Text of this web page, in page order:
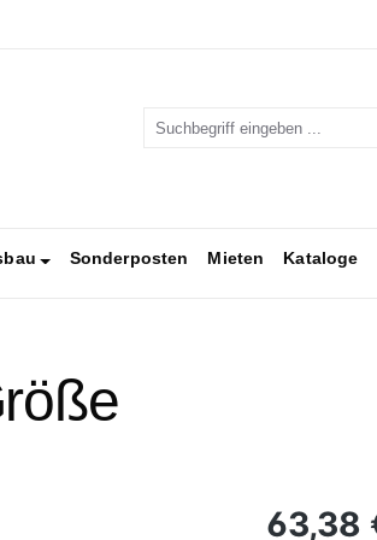
Sonderposten Mieten Kataloge
Regulärer
63,38